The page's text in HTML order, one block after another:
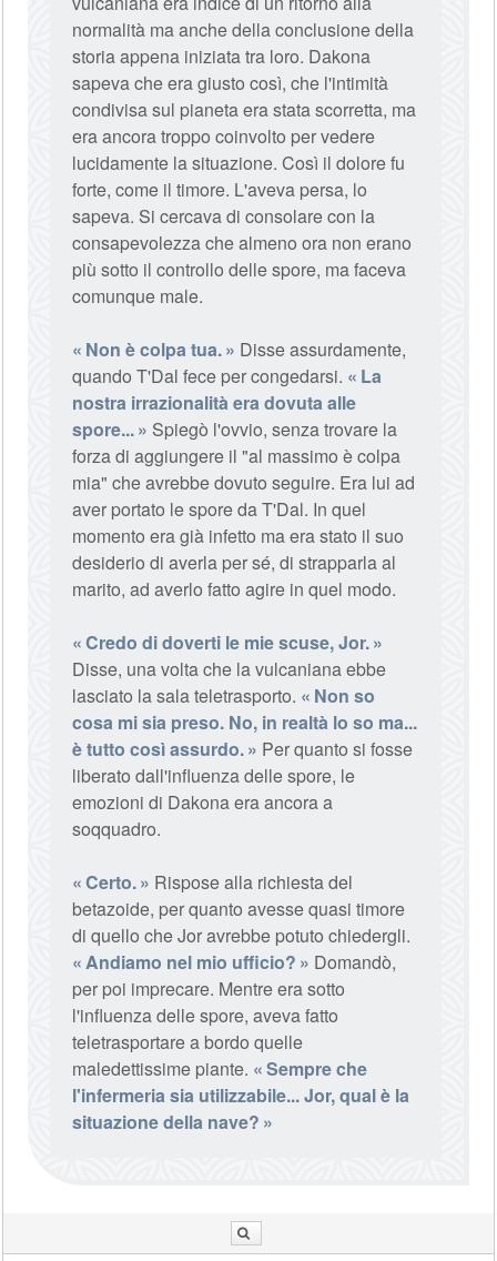
normalità ma anche della conclusione della
storia appena iniziata tra loro. Dakona
sapeva che era giusto così, che l'intimità
condivisa sul pianeta era stata scorretta, ma
era ancora troppo coinvolto per vedere
lucidamente la situazione. Così il dolore fu
forte, come il timore. L'aveva persa, lo
sapeva. Si cercava di consolare con la
consapevolezza che almeno ora non erano
più sotto il controllo delle spore, ma faceva
comunque male.
Non è colpa tua.
Disse assurdamente,
quando T'Dal fece per congedarsi.
La
nostra irrazionalità era dovuta alle
spore...
Spiegò l'ovvio, senza trovare la
forza di aggiungere il "al massimo è colpa
mia" che avrebbe dovuto seguire. Era lui ad
aver portato le spore da T'Dal. In quel
momento era già infetto ma era stato il suo
desiderio di averla per sé, di strapparla al
marito, ad averlo fatto agire in quel modo.
Credo di doverti le mie scuse, Jor.
Disse, una volta che la vulcaniana ebbe
lasciato la sala teletrasporto.
Non so
cosa mi sia preso. No, in realtà lo so ma...
è tutto così assurdo.
Per quanto si fosse
liberato dall'influenza delle spore, le
emozioni di Dakona era ancora a
soqquadro.
Certo.
Rispose alla richiesta del
betazoide, per quanto avesse quasi timore
di quello che Jor avrebbe potuto chiedergli.
Andiamo nel mio ufficio?
Domandò,
per poi imprecare. Mentre era sotto
l'influenza delle spore, aveva fatto
teletrasportare a bordo quelle
maledettissime piante.
Sempre che
l'infermeria sia utilizzabile... Jor, qual è la
situazione della nave?